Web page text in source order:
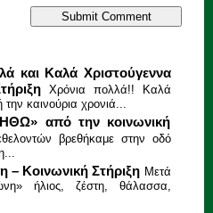
και Καλά Χριστούγεννα
Χρόνια πολλά!! Καλά
καινούρια χρονιά...
από την κοινωνική
βρεθήκαμε στην οδό
– Κοινωνική Στήριξη Μετά
ήλιος, ζέστη, θάλασσα,